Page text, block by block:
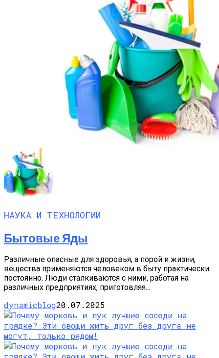
НАУКА И ТЕХНОЛОГИИ
Бытовые Яды
Различные опасные для здоровья, а порой и жизни,
вещества применяются человеком в быту практически
постоянно. Люди сталкиваются с ними, работая на
различных предприятиях, приготовляя...
dynamicblog20.07.2025